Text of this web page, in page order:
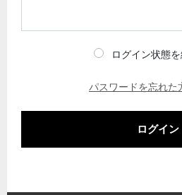
ログイン状態
パスワードを忘れた
ログイン